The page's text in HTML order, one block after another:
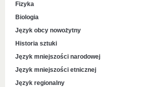
Fizyka
Biologia
Język obcy nowożytny
Historia sztuki
Język mniejszości narodowej
Język mniejszości etnicznej
Język regionalny